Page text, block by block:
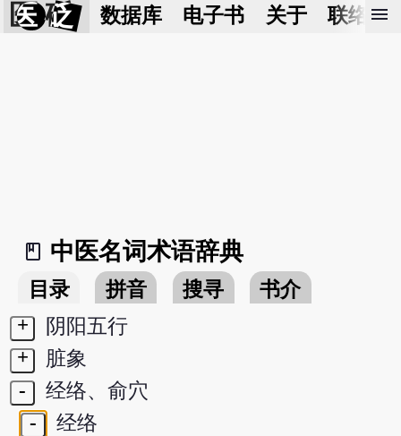
医 砭 数据库 电子书 关于 联络我
menu
book_2
中医名词术语辞典
目录 拼音 搜寻
书介
+
阴阳五行
+
脏象
-
经络、俞穴
-
经络